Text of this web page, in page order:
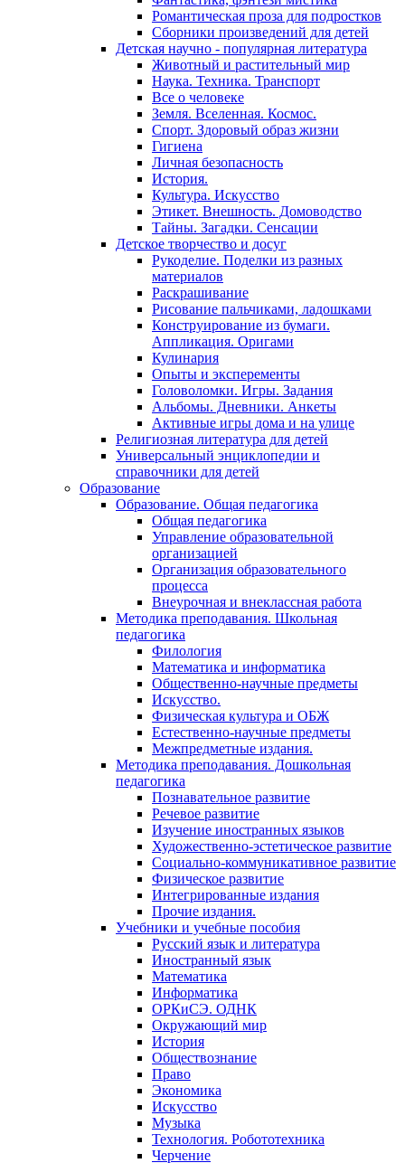
Романтическая проза для подростков
Сборники произведений для детей
Детская научно - популярная литература
Животный и растительный мир
Наука. Техника. Транспорт
Все о человеке
Земля. Вселенная. Космос.
Спорт. Здоровый образ жизни
Гигиена
Личная безопасность
История.
Культура. Искусство
Этикет. Внешность. Домоводство
Тайны. Загадки. Сенсации
Детское творчество и досуг
Рукоделие. Поделки из разных
материалов
Раскрашивание
Рисование пальчиками, ладошками
Конструирование из бумаги.
Аппликация. Оригами
Кулинария
Опыты и эксперементы
Головоломки. Игры. Задания
Альбомы. Дневники. Анкеты
Активные игры дома и на улице
Религиозная литература для детей
Универсальный энциклопедии и
справочники для детей
Образование
Образование. Общая педагогика
Общая педагогика
Управление образовательной
организацией
Организация образовательного
процесса
Внеурочная и внеклассная работа
Методика преподавания. Школьная
педагогика
Филология
Математика и информатика
Общественно-научные предметы
Искусство.
Физическая культура и ОБЖ
Естественно-научные предметы
Межпредметные издания.
Методика преподавания. Дошкольная
педагогика
Познавательное развитие
Речевое развитие
Изучение иностранных языков
Художественно-эстетическое развитие
Социально-коммуникативное развитие
Физическое развитие
Интегрированные издания
Прочие издания.
Учебники и учебные пособия
Русский язык и литература
Иностранный язык
Математика
Информатика
ОРКиСЭ. ОДНК
Окружающий мир
История
Обществознание
Право
Экономика
Искусство
Музыка
Технология. Робототехника
Черчение